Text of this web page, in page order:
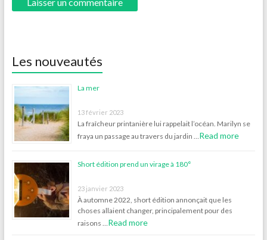
Les nouveautés
La mer
13 février 2023
La fraîcheur printanière lui rappelait l’océan. Marilyn se
fraya un passage au travers du jardin …Read more
Short édition prend un virage à 180°
23 janvier 2023
À automne 2022, short édition annonçait que les
choses allaient changer, principalement pour des
raisons …Read more